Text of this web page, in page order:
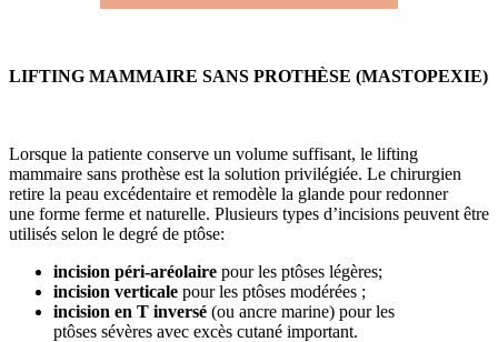
LIFTING MAMMAIRE SANS PROTHÈSE (MASTOPEXIE)
Lorsque la patiente conserve un volume suffisant, le lifting
mammaire sans prothèse est la solution privilégiée. Le chirurgien
retire la peau excédentaire et remodèle la glande pour redonner
une forme ferme et naturelle. Plusieurs types d’incisions peuvent être
utilisés selon le degré de ptôse:
incision péri-aréolaire pour les ptôses légères;
incision verticale pour les ptôses modérées ;
incision en T inversé (ou ancre marine) pour les
ptôses sévères avec excès cutané important.